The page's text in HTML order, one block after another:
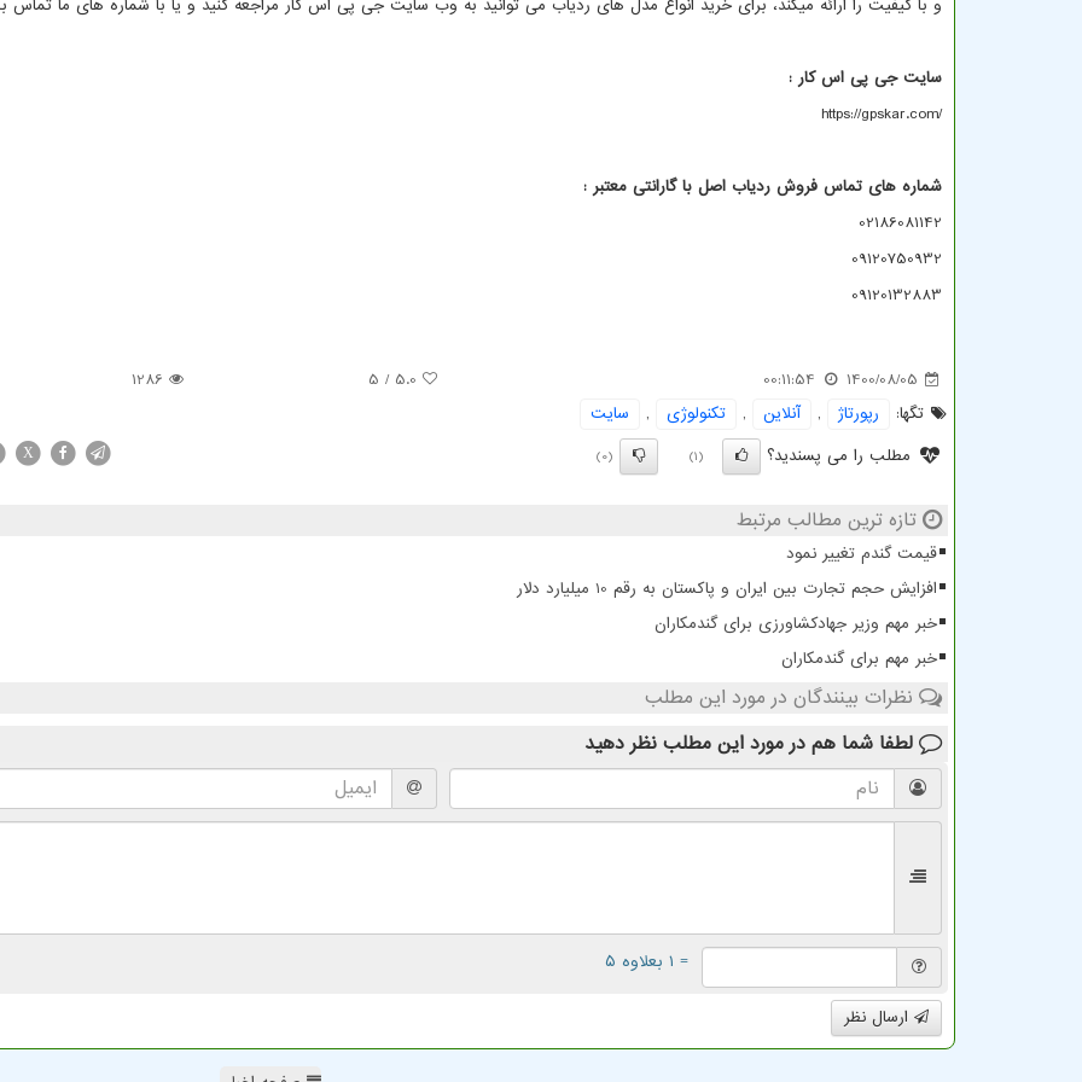
و با کیفیت را ارائه میکند، برای خرید انواع مدل های ردیاب می توانید به وب سایت جی پی اس کار مراجعه کنید و یا با شماره های ما تماس
سایت جی پی اس کار :
https://gpskar.com/
شماره های تماس فروش ردیاب اصل با گارانتی معتبر :
02186081142
09120750932
09120132883
1400/08/05
00:11:54
5.0
/ 5
1286
تگها:
رپورتاژ , آنلاین , تكنولوژی ,
سایت
مطلب را می پسندید؟
(1)
(0)
X
تازه ترین مطالب مرتبط
قیمت گندم تغییر نمود
افزایش حجم تجارت بین ایران و پاکستان به رقم 10 میلیارد دلار
خبر مهم وزیر جهادکشاورزی برای گندمکاران
خبر مهم برای گندمکاران
نظرات بینندگان در مورد این مطلب
لطفا شما هم در مورد این مطلب نظر دهید
= ۱ بعلاوه ۵
ارسال نظر